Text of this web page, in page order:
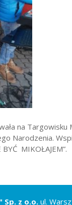
na Targowisku
Narodzenia.
MIKOŁAJEM”.
Sp. z o.o.ul.